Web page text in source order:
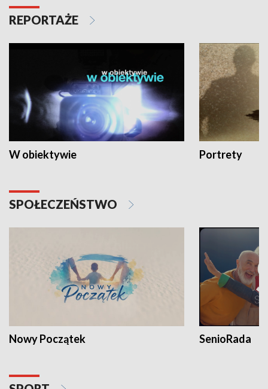
REPORTAŻE
W obiektywie Portrety
SPOŁECZEŃSTWO
Nowy Początek SenioRada